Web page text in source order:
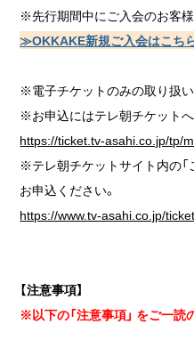
※先行期間中にご入会のお客
≫OKKAKE新規ご入会はこち
※電子チケットのみの取り扱い
※お申込にはテレ朝チケット
https://ticket.tv-asahi.co.jp/tp/
※テレ朝チケットサイト内の「
お申込ください。
https://www.tv-asahi.co.jp/
【注意事項】
※以下の「注意事項」 をご一読